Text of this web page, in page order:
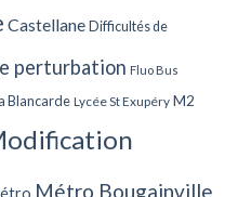
Castellane Difficultés de
perturbation Fluo Bus
Blancarde Lycée St Exupéry M2
Métro Bougainville